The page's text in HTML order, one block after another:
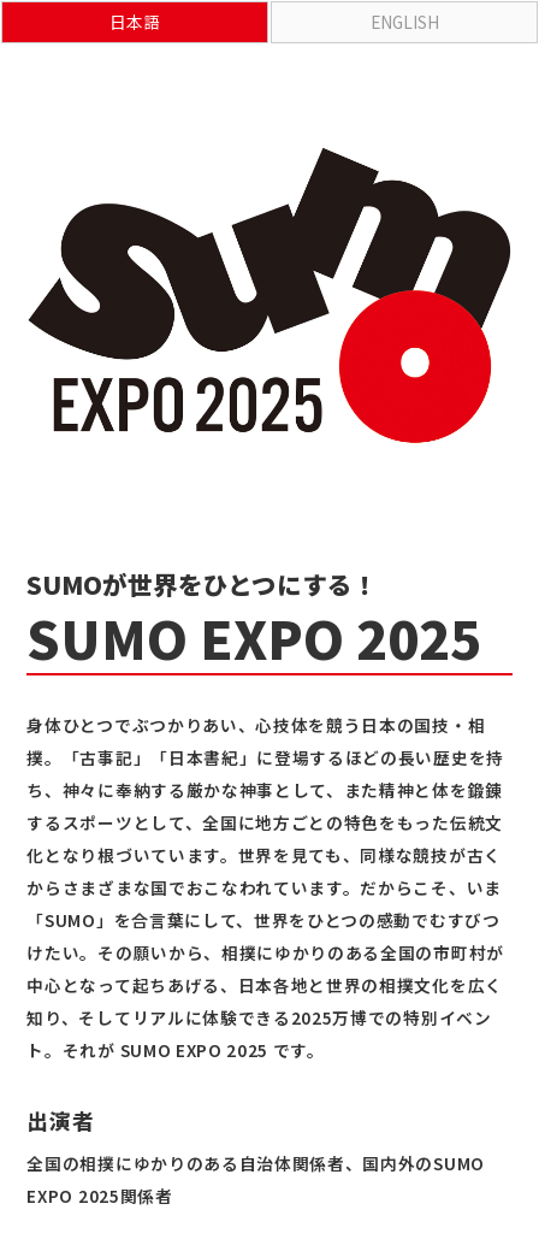
SUMOが世界をひとつにする！
SUMO EXPO 2025
身体ひとつでぶつかりあい、心技体を競う日本の国技・相
撲。「古事記」「日本書紀」に登場するほどの長い歴史を持
ち、神々に奉納する厳かな神事として、また精神と体を鍛錬
するスポーツとして、全国に地方ごとの特色をもった伝統文
化となり根づいています。世界を見ても、同様な競技が古く
からさまざまな国でおこなわれています。だからこそ、いま
「SUMO」を合言葉にして、世界をひとつの感動でむすびつ
けたい。その願いから、相撲にゆかりのある全国の市町村が
中心となって起ちあげる、日本各地と世界の相撲文化を広く
知り、そしてリアルに体験できる2025万博での特別イベン
ト。それが SUMO EXPO 2025 です。
出演者
全国の相撲にゆかりのある自治体関係者、国内外のSUMO
EXPO 2025関係者
日本語 ENGLISH